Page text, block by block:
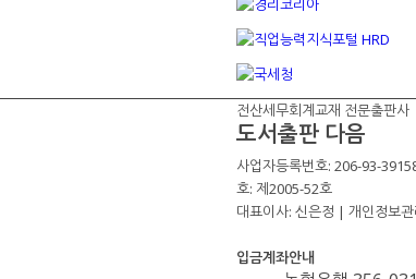
전산세무회계교재 전문출판사
도서출판 다음
사업자등록번호: 206-93-
호: 제2005-52호
대표이사: 신은정 | 개인정보
입금계좌안내